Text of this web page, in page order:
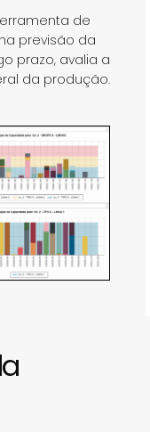
de
previsão da
prazo, avalia a
da produção.